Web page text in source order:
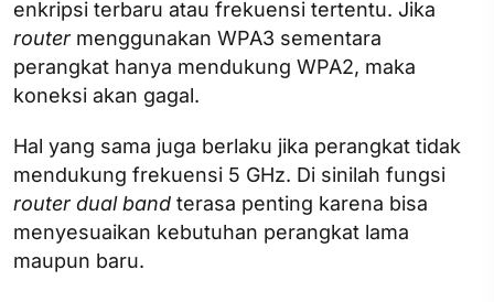
enkripsi terbaru atau frekuensi tertentu. Jika
routermenggunakan WPA3 sementara
perangkat hanya mendukung WPA2, maka
koneksi akan gagal.
Hal yang sama juga berlaku jika perangkat tidak
mendukung frekuensi 5 GHz. Di sinilah fungsi
router dual band terasa penting karena bisa
menyesuaikan kebutuhan perangkat lama
maupun baru.